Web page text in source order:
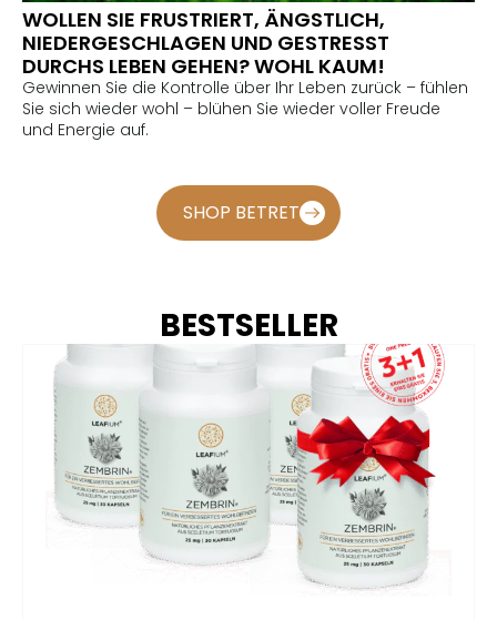
WOLLEN SIE FRUSTRIERT, ÄNGSTLICH,
NIEDERGESCHLAGEN UND GESTRESST
DURCHS LEBEN GEHEN? WOHL KAUM!
Gewinnen Sie die Kontrolle über Ihr Leben zurück – fühlen
Sie sich wieder wohl – blühen Sie wieder voller Freude
und Energie auf.
SHOP BETRET
BESTSELLER